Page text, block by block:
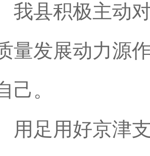
县积极主动对
量发展动力源
己。
足用好京津支